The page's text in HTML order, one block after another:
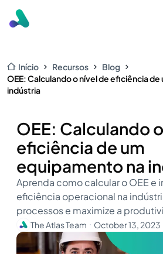
Início Recursos
Blog
OEE: Calculando o nível de eficiência
indústria
OEE: Calculando
eficiência de um
equipamento na
Aprenda como calcular o OEE e
eficiência operacional na
processos e maximize a
The Atlas Team ・ October 13, 2023